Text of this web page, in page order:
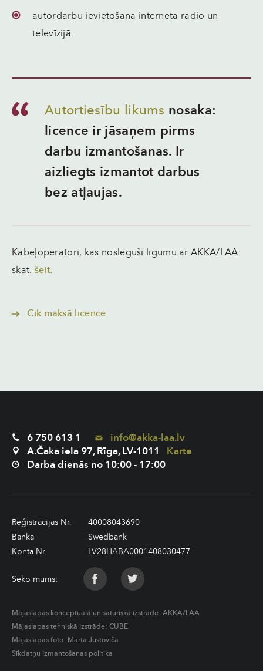
autordarbu ievietošana interneta radio un
televīzijā.
Autortiesību likums nosaka:
licence ir jāsaņem pirms
darbu izmantošanas. Ir
aizliegts izmantot darbus
bez atļaujas.
Kabeļoperatori, kas noslēguši līgumu ar AKKA/LAA:
skat. šeit.
Cik maksā licence
6 750 613 1
info@akka-laa.lv
A.Čaka iela 97, Rīga, LV-1011
Karte
Darba dienās no 10:00 - 17:00
Reģistrācijas Nr.
40008043690
Banka
Swedbank
Konta Nr.
LV28HABA0001408030477
Seko mums:
Mājaslapas konceptuālā un saturiskā izstrāde: AKKA/LAA
Mājaslapas tehniskā izstrāde: CUBE
Mājaslapas foto: Marta Justoviča
Sīkdatņu izmantošanas politika